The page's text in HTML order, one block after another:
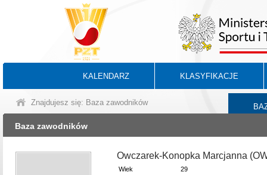
KALENDARZ KLASYFIKACJE
Znajdujesz się: Baza zawodników
Baza zawodników
Owczarek-Konopka Marcjanna
Wiek
29